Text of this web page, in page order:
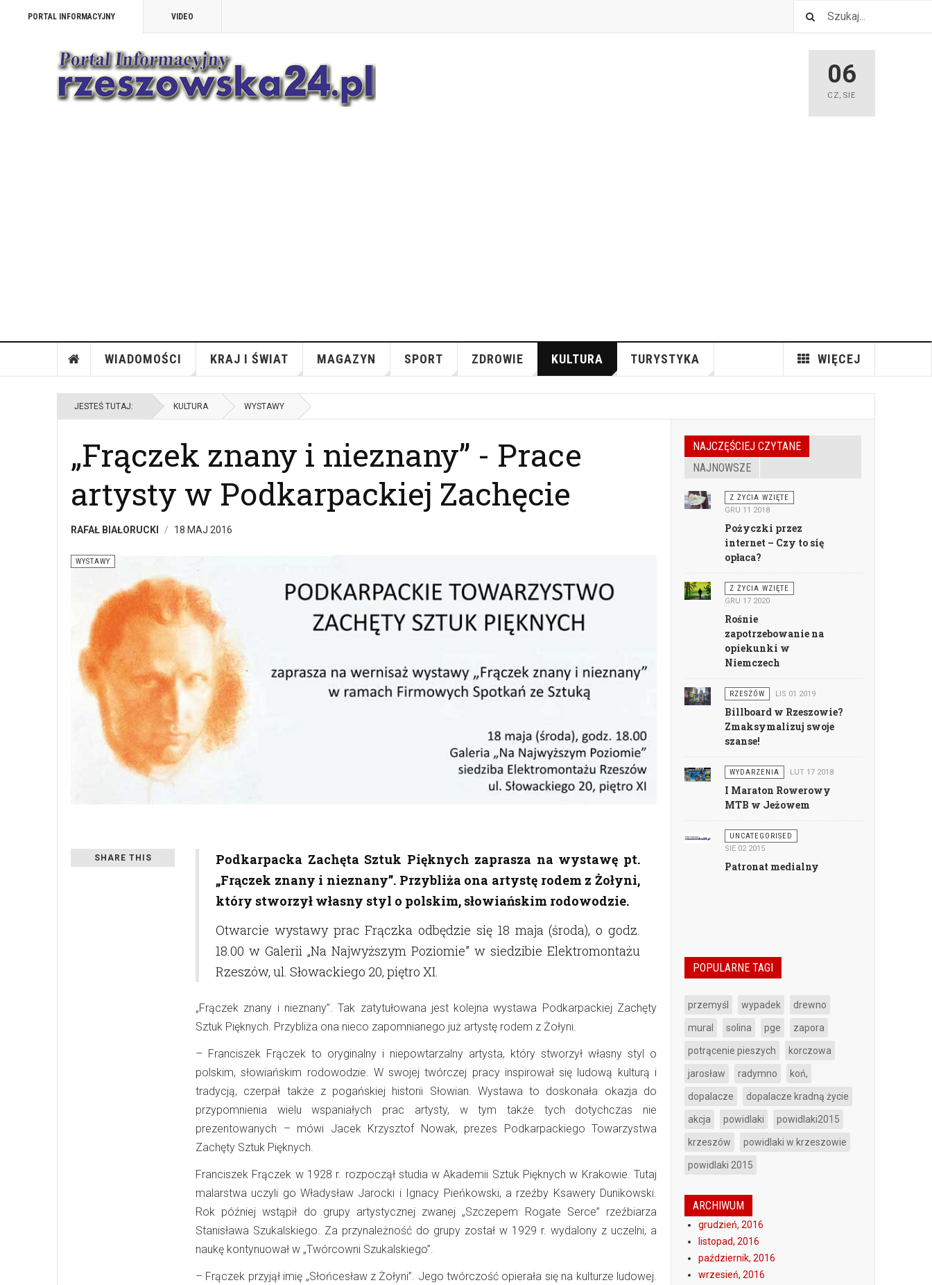
PORTAL INFORMACYJNY VIDEO
06
CZ,SIE
WIADOMOŚCI KRAJ I ŚWIAT MAGAZYN SPORT ZDROWIE KULTURA TURYSTYKA WIĘCEJ
JESTEŚ TUTAJ: KULTURA WYSTAWY
„Frączek znany i nieznany” - Prace
artysty w Podkarpackiej Zachęcie
RAFAŁ BIAŁORUCKI 18 MAJ 2016
WYSTAWY
SHARE THIS
Podkarpacka Zachęta Sztuk Pięknych zaprasza na wystawę pt.
„Frączek znany i nieznany”. Przybliża ona artystę rodem z Żołyni,
który stworzył własny styl o polskim, słowiańskim rodowodzie.
Otwarcie wystawy prac Frączka odbędzie się 18 maja (środa), o godz.
18.00 w Galerii „Na Najwyższym Poziomie” w siedzibie Elektromontażu
Rzeszów, ul. Słowackiego 20, piętro XI.
„Frączek znany i nieznany”. Tak zatytułowana jest kolejna wystawa Podkarpackiej Zachęty
Sztuk Pięknych. Przybliża ona nieco zapomnianego już artystę rodem z Żołyni.
– Franciszek Frączek to oryginalny i niepowtarzalny artysta, który stworzył własny styl o
polskim, słowiańskim rodowodzie. W swojej twórczej pracy inspirował się ludową kulturą i
tradycją, czerpał także z pogańskiej historii Słowian. Wystawa to doskonała okazja do
przypomnienia wielu wspaniałych prac artysty, w tym także tych dotychczas nie
prezentowanych – mówi Jacek Krzysztof Nowak, prezes Podkarpackiego Towarzystwa
Zachęty Sztuk Pięknych.
Franciszek Frączek w 1928 r. rozpoczął studia w Akademii Sztuk Pięknych w Krakowie. Tutaj
malarstwa uczyli go Władysław Jarocki i Ignacy Pieńkowski, a rzeźby Ksawery Dunikowski.
Rok później wstąpił do grupy artystycznej zwanej „Szczepem Rogate Serce” rzeźbiarza
Stanisława Szukalskiego. Za przynależność do grupy został w 1929 r. wydalony z uczelni, a
naukę kontynuował w „Twórcowni Szukalskiego”.
– Frączek przyjął imię „Słońcesław z Żołyni”. Jego twórczość opierała się na kulturze ludowej.
NAJCZĘŚCIEJ CZYTANE
NAJNOWSZE
Z ŻYCIA WZIĘTE
GRU 11 2018
Pożyczki przez
internet – Czy to się
opłaca?
Z ŻYCIA WZIĘTE
GRU 17 2020
Rośnie
zapotrzebowanie na
opiekunki w
Niemczech
RZESZÓW LIS 01 2019
Billboard w Rzeszowie?
Zmaksymalizuj swoje
szanse!
WYDARZENIA LUT 17 2018
I Maraton Rowerowy
MTB w Jeżowem
UNCATEGORISED
SIE 02 2015
Patronat medialny
POPULARNE TAGI
przemyśl wypadek drewno
mural solina pge zapora
potrącenie pieszych korczowa
jarosław radymno koń,
dopalacze dopalacze kradną życie
akcja powidlaki powidlaki2015
krzeszów powidlaki w krzeszowie
powidlaki 2015
ARCHIWUM
grudzień, 2016
listopad, 2016
październik, 2016
wrzesień, 2016